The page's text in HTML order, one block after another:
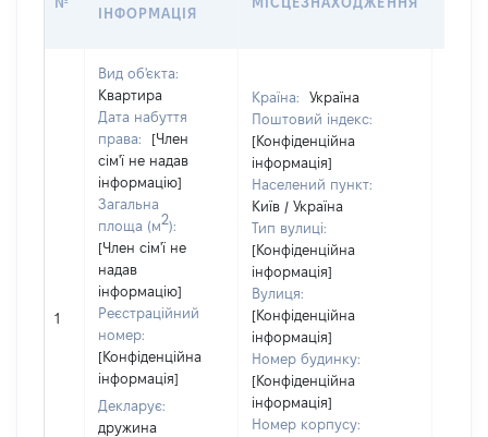
ІНФОРМАЦІЯ
1
Вид об'єкта:
Квартира
Дата набуття
права:
[Член
сім'ї не надав
інформацію]
Загальна
площа (м2):
[Член сім'ї не
надав
інформацію]
Реєстраційний
номер:
[Конфіденційна
інформація]
Декларує:
дружина
Країна:
Україна
Поштовий індекс:
[Конфіденційна
інформація]
Населений пункт:
Київ / Україна
Тип вулиці:
[Конфіденційна
інформація]
Вулиця:
[Конфіденційна
інформація]
Номер будинку:
[Конфіденційна
інформація]
Номер корпусу: